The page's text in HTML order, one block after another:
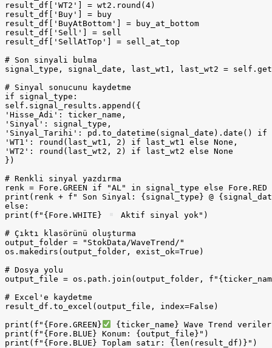
result_df['WT2'] = wt2.round(4)
result_df['Buy'] = buy
result_df['BuyAtBottom'] = buy_at_bottom
result_df['Sell'] = sell
result_df['SellAtTop'] = sell_at_top
# Son sinyali bulma
signal_type, signal_date, last_wt1, last_wt2 =
# Sinyal sonucunu kaydetme
if signal_type:
self.signal_results.append({
'Hisse_Adi': ticker_name,
'Sinyal': signal_type,
'Sinyal_Tarihi': pd.to_datetime(signal_date).date() if
'WT1': round(last_wt1, 2) if last_wt1 else None,
'WT2': round(last_wt2, 2) if last_wt2 else None
})
# Renkli sinyal yazdırma
renk = Fore.GREEN if "AL" in signal_type else Fore.RED
print(renk + f" Son Sinyal: {signal_type} @
else:
print(f"{Fore.WHITE}
Aktif sinyal yok")
# Çıktı klasörünü oluşturma
output_folder = "StokData/WaveTrend/"
os.makedirs(output_folder, exist_ok=True)
# Dosya yolu
output_file = os.path.join(output_folder,
# Excel'e kaydetme
result_df.to_excel(output_file, index=False)
print(f"{Fore.GREEN}
{ticker_name} Wave Trend
print(f"{Fore.BLUE} Konum: {output_file}")
print(f"{Fore.BLUE} Toplam satır: {len(result_df)}")